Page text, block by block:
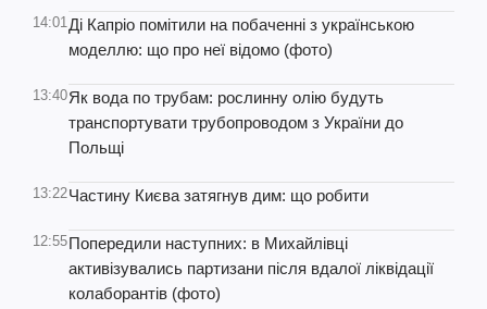
14:01Ді Капріо помітили на побаченні з українською
моделлю: що про неї відомо (фото)
13:40Як вода по трубам: рослинну олію будуть
транспортувати трубопроводом з України до
Польщі
13:22Частину Києва затягнув дим: що робити
12:55Попередили наступних: в Михайлівці
активізувались партизани після вдалої ліквідації
колаборантів (фото)